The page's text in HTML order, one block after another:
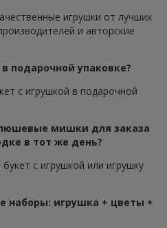
игрушки от лучших
и авторские
подарочной упаковке?
с игрушкой в подарочной
мишки для заказа
в тот же день?
с игрушкой или игрушку
наборы: игрушка + цветы +